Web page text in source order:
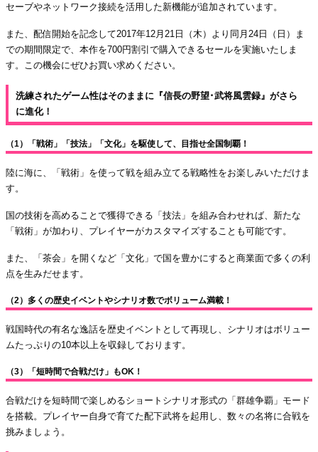
セーブやネットワーク接続を活用した新機能が追加されています。
また、配信開始を記念して2017年12月21日（木）より同月24日（日）ま
での期間限定で、本作を700円割引で購入できるセールを実施いたしま
す。この機会にぜひお買い求めください。
洗練されたゲーム性はそのままに『信長の野望･武将風雲録』がさら
に進化！
（1）「戦術」「技法」「文化」を駆使して、目指せ全国制覇！
陸に海に、「戦術」を使って戦を組み立てる戦略性をお楽しみいただけま
す。
国の技術を高めることで獲得できる「技法」を組み合わせれば、新たな
「戦術」が加わり、プレイヤーがカスタマイズすることも可能です。
また、「茶会」を開くなど「文化」で国を豊かにすると商業面で多くの利
点を生みだせます。
（2）多くの歴史イベントやシナリオ数でボリューム満載！
戦国時代の有名な逸話を歴史イベントとして再現し、シナリオはボリュー
ムたっぷりの10本以上を収録しております。
（3）「短時間で合戦だけ」もOK！
合戦だけを短時間で楽しめるショートシナリオ形式の「群雄争覇」モード
を搭載。プレイヤー自身で育てた配下武将を起用し、数々の名将に合戦を
挑みましょう。